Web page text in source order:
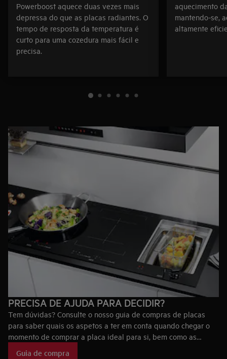
Powerboost aquece duas vezes mais
depressa do que as placas radiantes. O
tempo de resposta da temperatura é
curto para uma cozedura mais fácil e
precisa.
aquecimento
mantendo-se,
altamente
PRECISA DE AJUDA PARA DECIDIR?
Tem dúvidas? Consulte o nosso guia de compras de placas
para saber quais os aspetos a ter em conta quando chegar o
momento de comprar a placa ideal para si, bem como as
Guia de compra